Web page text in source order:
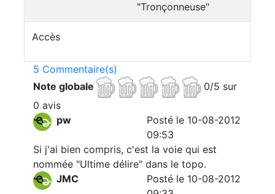
"Tronçonneuse"
Accès
5 Commentaire(s)
Note globale
0/5 sur
0 avis
pw
Posté le 10-08-2012
09:53
Si j'ai bien compris, c'est la voie qui est
nommée "Ultime délire" dans le topo.
JMC
Posté le 10-08-2012